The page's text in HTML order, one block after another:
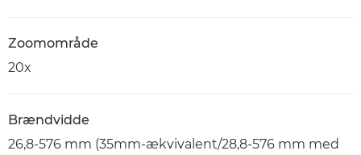
Zoomområde
20x
Brændvidde
26,8-576 mm (35mm-ækvivalent/28,8-576 mm med